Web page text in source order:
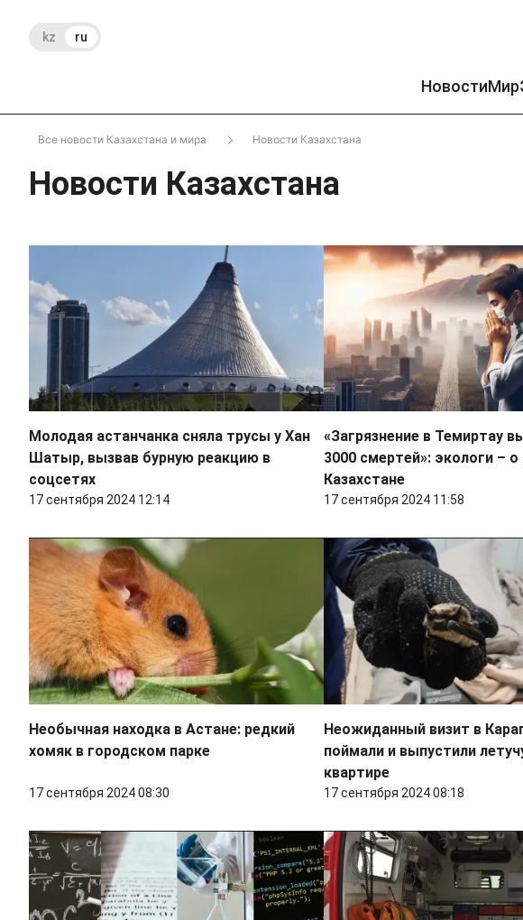
kz ru
НовостиМир
Все новости Казахстана и мира Новости Казахстана
Новости Казахстана
Молодая астанчанка сняла трусы у Хан
Шатыр, вызвав бурную реакцию в
соцсетях
17 сентября 2024 12:14
«Загрязнение в Темиртау
3000 смертей»: экологи – о
Казахстане
17 сентября 2024 11:58
Необычная находка в Астане: редкий
хомяк в городском парке
17 сентября 2024 08:30
Неожиданный визит в
поймали и выпустили
квартире
17 сентября 2024 08:18